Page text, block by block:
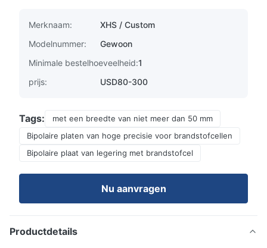
Merknaam:
XHS / Custom
Modelnummer:
Gewoon
Minimale bestelhoeveelheid:1
prijs:
USD80-300
Tags:
met een breedte van niet meer dan 50 mm
Bipolaire platen van hoge precisie voor brandstofcellen
Bipolaire plaat van legering met brandstofcel
Nu aanvragen
Productdetails